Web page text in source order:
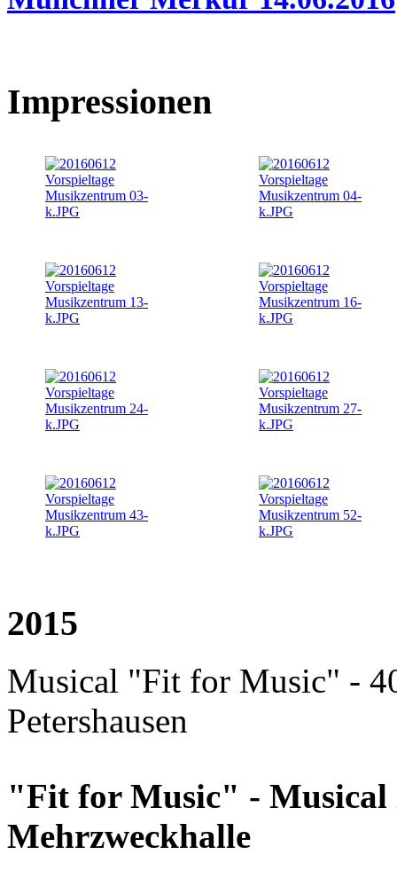
Impressionen
2015
Musical "Fit for Music" -
Petershausen
"Fit for Music" - Musical
Mehrzweckhalle